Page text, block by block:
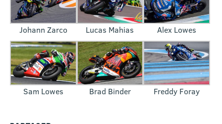
Johann Zarco Lucas Mahias Alex Lowes
Sam Lowes Brad Binder Freddy Foray